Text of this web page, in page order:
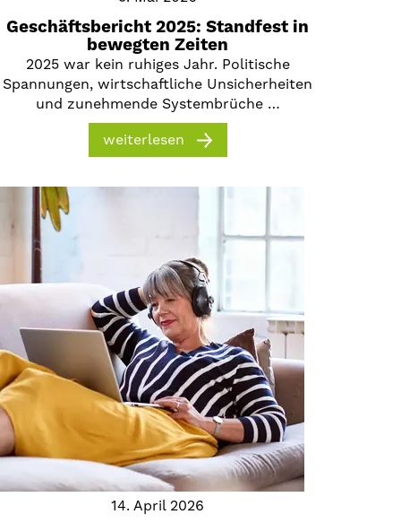
Geschäftsbericht 2025: Standfest in
bewegten Zeiten
2025 war kein ruhiges Jahr. Politische
Spannungen, wirtschaftliche Unsicherheiten
und zunehmende Systembrüche …
weiterlesen
14. April 2026